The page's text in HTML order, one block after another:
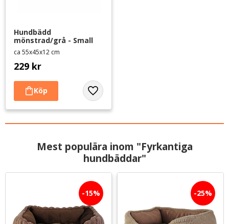
Hundbädd
mönstrad/grå - Small
ca 55x45x12 cm
229 kr
Lägg till i favoriter
Mest populära inom "Fyrkantiga
hundbäddar"
15% 25%